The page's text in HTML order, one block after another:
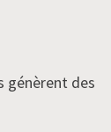
génèrent des